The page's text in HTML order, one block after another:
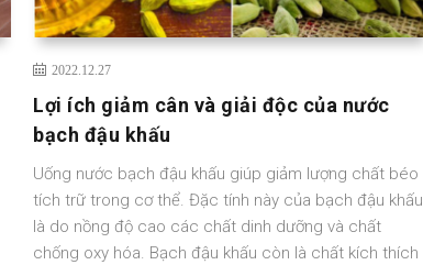
2022.12.27
Lợi ích giảm cân và giải độc của nước
bạch đậu khấu
Uống nước bạch đậu khấu giúp giảm lượng chất béo
tích trữ trong cơ thể. Đặc tính này của bạch đậu khấu
là do nồng độ cao các chất dinh dưỡng và chất
chống oxy hóa. Bạch đậu khấu còn là chất kích thích